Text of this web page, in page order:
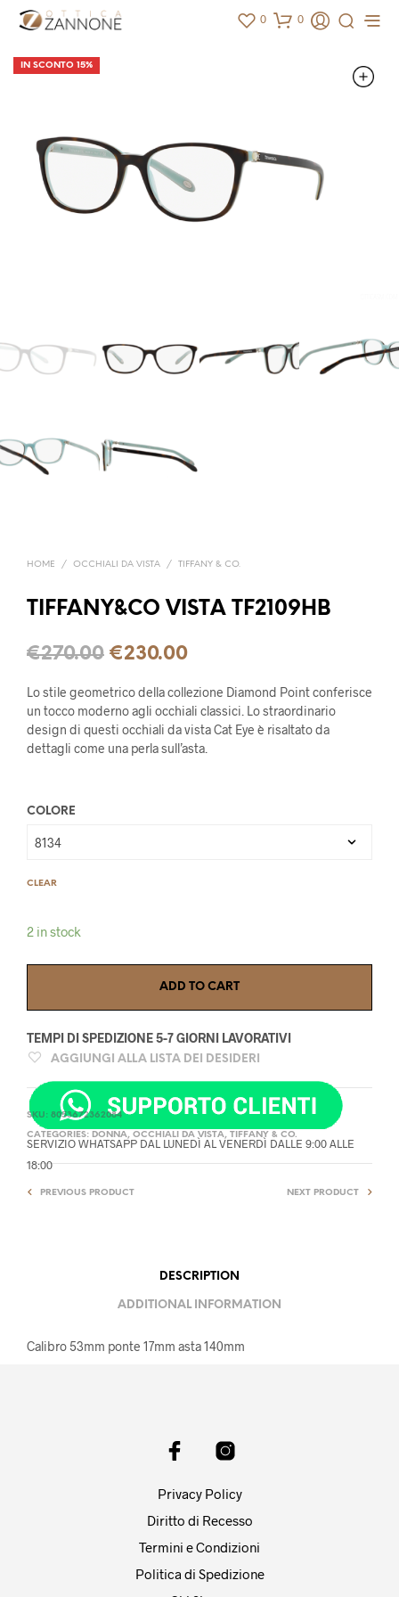
0 0
IN SCONTO 15%
HOME / OCCHIALI DA VISTA / TIFFANY & CO.
TIFFANY&CO VISTA TF2109HB
€270.00 €230.00
Lo stile geometrico della collezione Diamond Point conferisce
un tocco moderno agli occhiali classici. Lo straordinario
design di questi occhiali da vista Cat Eye è risaltato da
dettagli come una perla sull’asta.
COLORE
CLEAR
2 in stock
ADD TO CART
TEMPI DI SPEDIZIONE 5-7 GIORNI LAVORATIVI
SERVIZIO WHATSAPP DAL LUNEDÌ AL VENERDÌ DALLE 9:00 ALLE
18:00
AGGIUNGI ALLA LISTA DEI DESIDERI
SKU: 8053672362084
CATEGORIES: DONNA, OCCHIALI DA VISTA, TIFFANY & CO.
PREVIOUS PRODUCT NEXT PRODUCT
DESCRIPTION
ADDITIONAL INFORMATION
Calibro 53mm ponte 17mm asta 140mm
Privacy Policy
Diritto di Recesso
Termini e Condizioni
Politica di Spedizione